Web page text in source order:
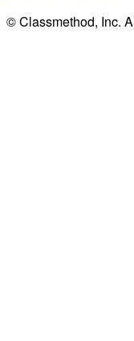
© Classmethod, Inc.